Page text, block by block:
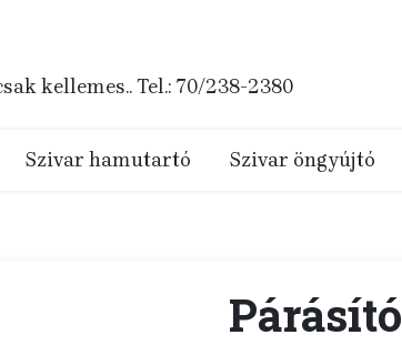
kellemes.. Tel.: 70/238-2380
Szivar hamutartó Szivar öngyújtó
Párásító